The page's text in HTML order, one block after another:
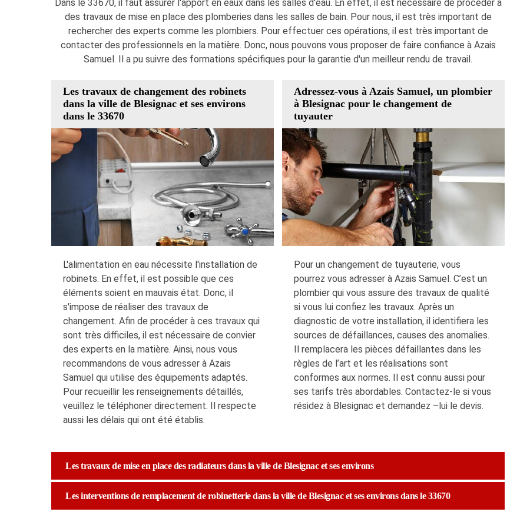
Dans le 33670, il faut assurer l'apport en eaux dans les salles d'eau. En effet, il est nécessaire de procéder à
des travaux de mise en place des plomberies dans les salles de bain. Pour nous, il est très important de
rechercher des experts comme les plombiers. Pour effectuer ces opérations, il est très important de
contacter des professionnels en la matière. Donc, nous pouvons vous proposer de faire confiance à Azais
Samuel. Il a pu suivre des formations spécifiques pour la garantie d'un meilleur rendu de travail.
Les travaux de changement des robinets
dans la ville de Blesignac et ses environs
dans le 33670
L'alimentation en eau nécessite l'installation de
robinets. En effet, il est possible que ces
éléments soient en mauvais état. Donc, il
s'impose de réaliser des travaux de
changement. Afin de procéder à ces travaux qui
sont très difficiles, il est nécessaire de convier
des experts en la matière. Ainsi, nous vous
recommandons de vous adresser à Azais
Samuel qui utilise des équipements adaptés.
Pour recueillir les renseignements détaillés,
veuillez le téléphoner directement. Il respecte
aussi les délais qui ont été établis.
Adressez-vous à Azais Samuel, un plombier
à Blesignac pour le changement de
tuyauter
Pour un changement de tuyauterie, vous
pourrez vous adresser à Azais Samuel. C’est un
plombier qui vous assure des travaux de qualité
si vous lui confiez les travaux. Après un
diagnostic de votre installation, il identifiera les
sources de défaillances, causes des anomalies.
Il remplacera les pièces défaillantes dans les
règles de l’art et les réalisations sont
conformes aux normes. Il est connu aussi pour
ses tarifs très abordables. Contactez-le si vous
résidez à Blesignac et demandez –lui le devis.
Les travaux de mise en place des radiateurs dans la ville de Blesignac et ses environs
Les interventions de remplacement de robinetterie dans la ville de Blesignac et ses environs dans le 33670